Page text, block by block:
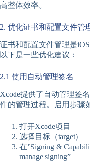
高整体效率。
2. 优化证书和配置文件管
证书和配置文件管理是
以下是一些优化建议：
2.1 使用自动管理签名
Xcode提供了自动管理签
件的管理过程。启用步骤
打开Xcode项目
选择目标（target）
在”Signing &
manage signing”